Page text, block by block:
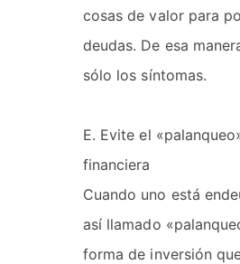
cosas de valor para
deudas. De esa
sólo los síntomas.
E. Evite el
financiera
Cuando uno está
así llamado
forma de inversión